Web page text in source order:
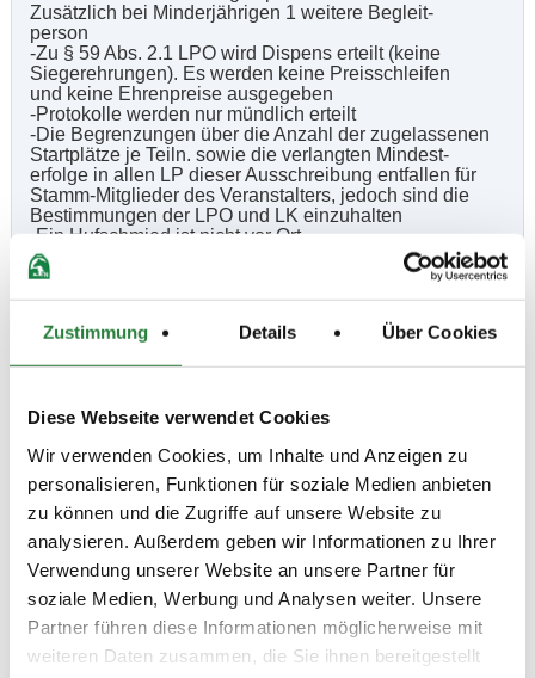
Zustimmung Details Über Cookies
Diese Webseite verwendet Cookies
Wir verwenden Cookies, um Inhalte und Anzeigen zu
personalisieren, Funktionen für soziale Medien anbieten
zu können und die Zugriffe auf unsere Website zu
analysieren. Außerdem geben wir Informationen zu Ihrer
Verwendung unserer Website an unsere Partner für
soziale Medien, Werbung und Analysen weiter. Unsere
Partner führen diese Informationen möglicherweise mit
weiteren Daten zusammen, die Sie ihnen bereitgestellt
Zusätzlich bei Minderjährigen 1 weitere Begleit-
person
-Zu § 59 Abs. 2.1 LPO wird Dispens erteilt (keine
Siegerehrungen). Es werden keine Preisschleifen
und keine Ehrenpreise ausgegeben
-Protokolle werden nur mündlich erteilt
-Die Begrenzungen über die Anzahl der zugelassenen
Startplätze je Teiln. sowie die verlangten Mindest-
erfolge in allen LP dieser Ausschreibung entfallen für
Stamm-Mitglieder des Veranstalters, jedoch sind die
Bestimmungen der LPO und LK einzuhalten
-Ein Hufschmied ist nicht vor Ort
-Hygienebeauftragte: Anna Bauer
-Anreise: Den Anweisungen der eingesetzten
Ordner ist uneingeschränkt zu folgen
-Die ZE und Abfrage der endgültigen Zeiten
im Internet unter:
Beschaffenheit der Plätze:
Prüfungshalle 20x60m Sand
Vorbereitungsplatz: 20x60m Sand (Ebbe/Flut)
Vorläufige Zeitenteilung:
Mi. vorm.: 1,4; nachm.: 5,6
Do. vorm.: 2,3; nachm.: 7,8